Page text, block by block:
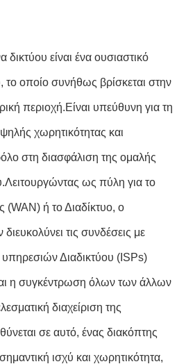
είναι ένα ουσιαστικό
το οποίο συνήθως βρίσκεται στην
περιοχή.Είναι υπεύθυνη για τη
χωρητικότητας και
στη διασφάλιση της ομαλής
ως πύλη για το
(WAN) ή το Διαδίκτυο, ο
τις συνδέσεις με
Διαδικτύου (ISPs)
η συγκέντρωση όλων των άλλων
διαχείριση της
σε αυτό, ένας διακόπτης
ισχύ και χωρητικότητα,